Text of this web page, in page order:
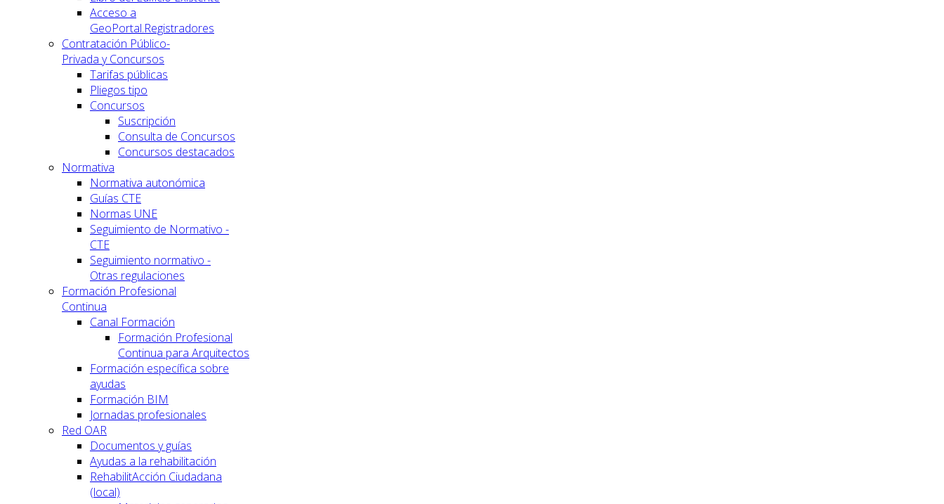
Acceso a
GeoPortal.Registradores
Contratación Público-
Privada y Concursos
Tarifas públicas
Pliegos tipo
Concursos
Suscripción
Consulta de Concursos
Concursos destacados
Normativa
Normativa autonómica
Guías CTE
Normas UNE
Seguimiento de Normativo -
CTE
Seguimiento normativo -
Otras regulaciones
Formación Profesional
Continua
Canal Formación
Formación Profesional
Continua para Arquitectos
Formación específica sobre
ayudas
Formación BIM
Jornadas profesionales
Red OAR
Documentos y guías
Ayudas a la rehabilitación
RehabilitAcción Ciudadana
(local)